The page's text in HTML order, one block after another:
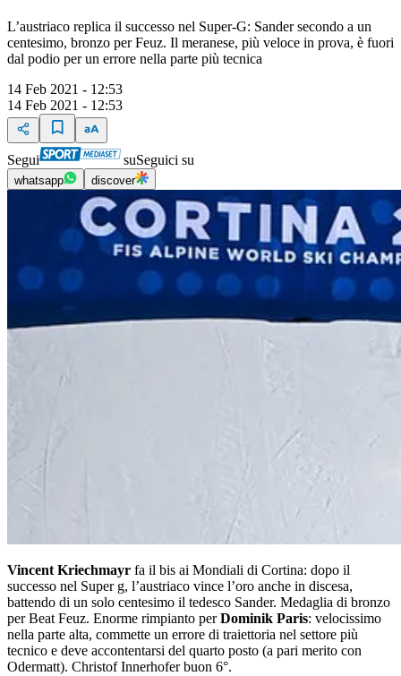
L’austriaco replica il successo nel Super-G: Sander secondo a un
centesimo, bronzo per Feuz. Il meranese, più veloce in prova, è fuori
dal podio per un errore nella parte più tecnica
14 Feb 2021 - 12:53
14 Feb 2021 - 12:53
Segui suSeguici su
whatsapp discover
Vincent Kriechmayr fa il bis ai Mondiali di Cortina: dopo il
successo nel Super g, l’austriaco vince l’oro anche in discesa,
battendo di un solo centesimo il tedesco Sander. Medaglia di bronzo
per Beat Feuz. Enorme rimpianto perDominik Paris: velocissimo
nella parte alta, commette un errore di traiettoria nel settore più
tecnico e deve accontentarsi del quarto posto (a pari merito con
Odermatt). Christof Innerhofer buon 6°.